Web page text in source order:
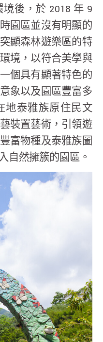
後，於 2018 年 9
園區並沒有明顯的
顯森林遊樂區的特
境，以符合美學與
個具有顯著特色的
象以及園區豐富多
地泰雅族原住民文
裝置藝術，引領遊
富物種及泰雅族圖
自然擁簇的園區。